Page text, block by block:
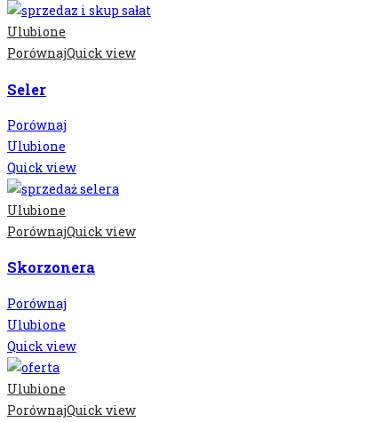
Ulubione
PorównajQuick view
Seler
Porównaj
Ulubione
Quick view
Ulubione
PorównajQuick view
Skorzonera
Porównaj
Ulubione
Quick view
Ulubione
PorównajQuick view